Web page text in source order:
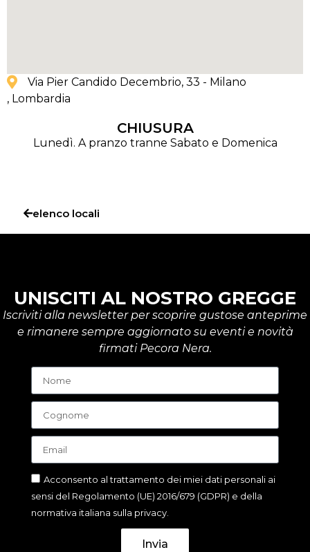
Via Pier Candido Decembrio, 33 - Milano
, Lombardia
CHIUSURA
Lunedì. A pranzo tranne Sabato e Domenica
elenco locali
UNISCITI AL NOSTRO GREGGE
Iscriviti alla newsletter per scoprire gustose anteprime
e rimanere sempre aggiornato su eventi e novità
firmati Pecora Nera.
Acconsento al trattamento dei miei dati personali ai
sensi del Regolamento (UE) 2016/679 (GDPR) e della
normativa italiana sulla privacy.
Invia